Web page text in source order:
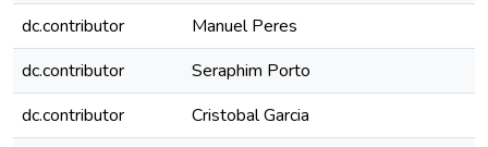
dc.contributor
Manuel Peres
dc.contributor
Seraphim Porto
dc.contributor
Cristobal Garcia